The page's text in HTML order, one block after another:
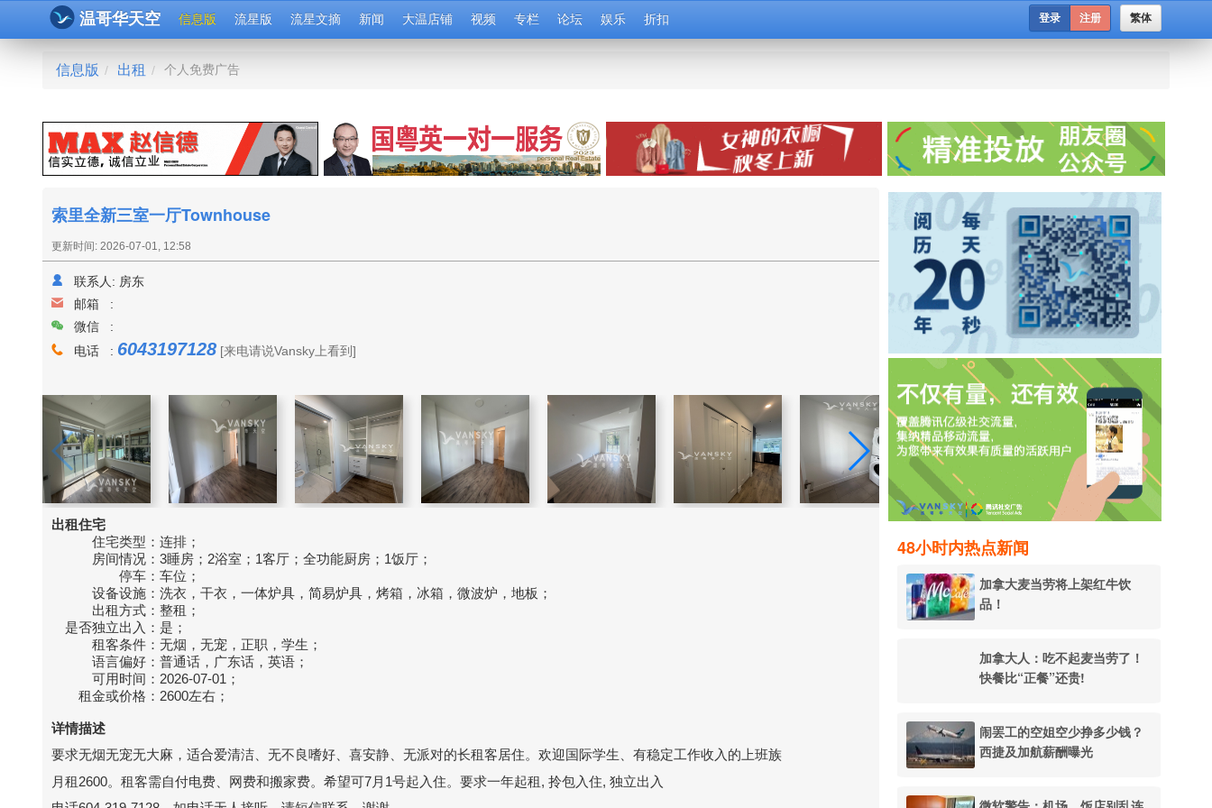
温哥华天空 信息版 流星版 流星文摘 新闻 大温店铺 视频 专栏 论坛 娱乐 折扣 繁体
登录 注册
信息版 / 出租 / 个人免费广告
48小时内热点新闻
加拿大麦当劳将上架红牛饮
品！
加拿大人：吃不起麦当劳了！
快餐比“正餐”还贵!
闹罢工的空姐空少挣多少钱？
西捷及加航薪酬曝光
索里全新三室一厅Townhouse
更新时间: 2026-07-01, 12:58
联系人: 房东
邮箱 :
微信 :
电话 : 6043197128 [来电请说Vansky上看到]
出租住宅
住宅类型： 连排；
房间情况： 3睡房；2浴室；1客厅；全功能厨房；1饭厅；
停车： 车位；
设备设施： 洗衣，干衣，一体炉具，简易炉具，烤箱，冰箱，微波炉，地板；
出租方式： 整租；
是否独立出入： 是；
租客条件： 无烟，无宠，正职，学生；
语言偏好： 普通话，广东话，英语；
可用时间： 2026-07-01；
租金或价格： 2600左右；
详情描述
要求无烟无宠无大麻，适合爱清洁、无不良嗜好、喜安静、无派对的长租客居住。欢迎国际学生、有稳定工作收入的上班族
月租2600。租客需自付电费、网费和搬家费。希望可7月1号起入住。要求一年起租, 拎包入住, 独立出入